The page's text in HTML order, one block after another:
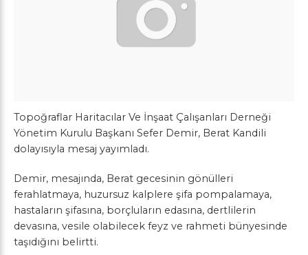
Topoğraflar Haritacılar Ve İnşaat Çalışanları Derneği
Yönetim Kurulu Başkanı Sefer Demir, Berat Kandili
dolayısıyla mesaj yayımladı.
Demir, mesajında, Berat gecesinin gönülleri
ferahlatmaya, huzursuz kalplere şifa pompalamaya,
hastaların şifasına, borçluların edasına, dertlilerin
devasına, vesile olabilecek feyz ve rahmeti bünyesinde
taşıdığını belirtti.